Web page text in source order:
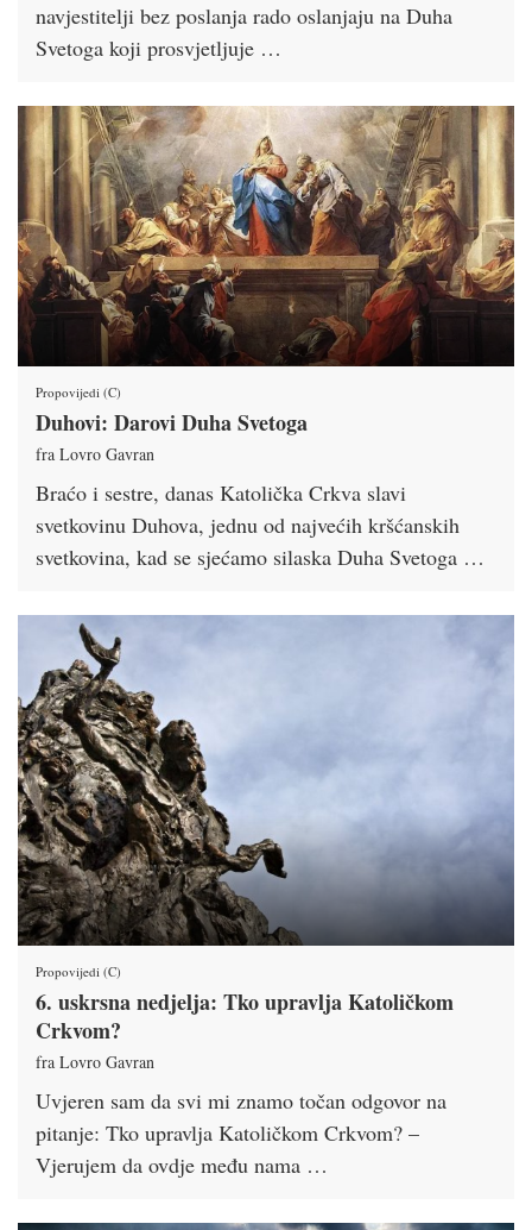
navjestitelji bez poslanja rado oslanjaju na Duha
Svetoga koji prosvjetljuje …
Propovijedi (C)
Duhovi: Darovi Duha Svetoga
fra Lovro Gavran
Braćo i sestre, danas Katolička Crkva slavi
svetkovinu Duhova, jednu od najvećih kršćanskih
svetkovina, kad se sjećamo silaska Duha Svetoga …
Propovijedi (C)
6. uskrsna nedjelja: Tko upravlja Katoličkom
Crkvom?
fra Lovro Gavran
Uvjeren sam da svi mi znamo točan odgovor na
pitanje: Tko upravlja Katoličkom Crkvom? –
Vjerujem da ovdje među nama …